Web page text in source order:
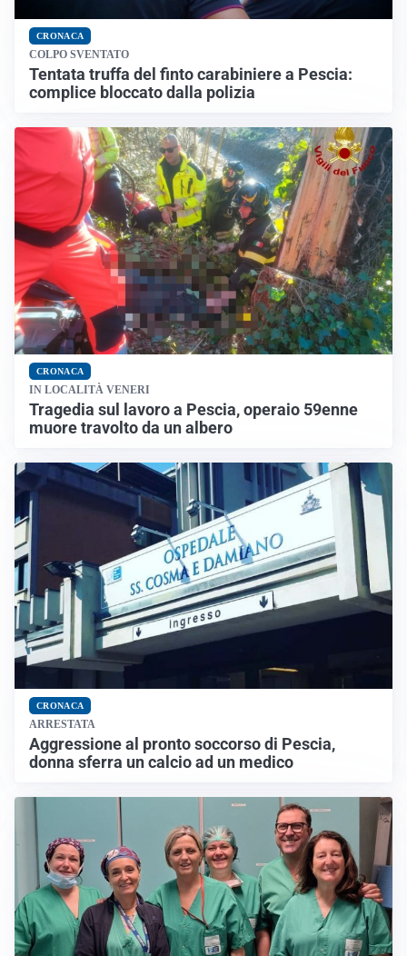
CRONACA
COLPO SVENTATO
Tentata truffa del finto carabiniere a Pescia:
complice bloccato dalla polizia
CRONACA
IN LOCALITÀ VENERI
Tragedia sul lavoro a Pescia, operaio 59enne
muore travolto da un albero
CRONACA
ARRESTATA
Aggressione al pronto soccorso di Pescia,
donna sferra un calcio ad un medico